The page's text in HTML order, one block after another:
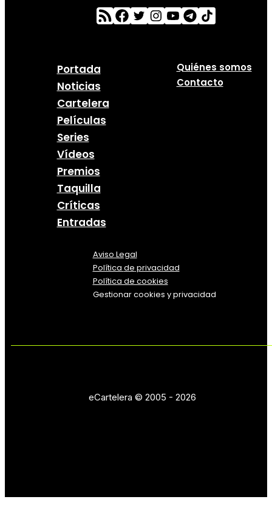
Portada
Noticias
Cartelera
Películas
Series
Vídeos
Premios
Taquilla
Críticas
Entradas
Quiénes somos
Contacto
Aviso Legal
Política de privacidad
Política de cookies
Gestionar cookies y privacidad
eCartelera © 2005 - 2026